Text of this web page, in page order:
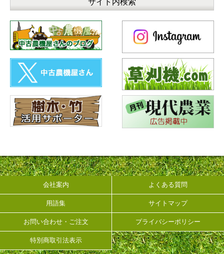
会社案内 よくある質問
用語集 サイトマップ
お問い合わせ・ご注文 プライバシーポリシー
特別商取引法表示